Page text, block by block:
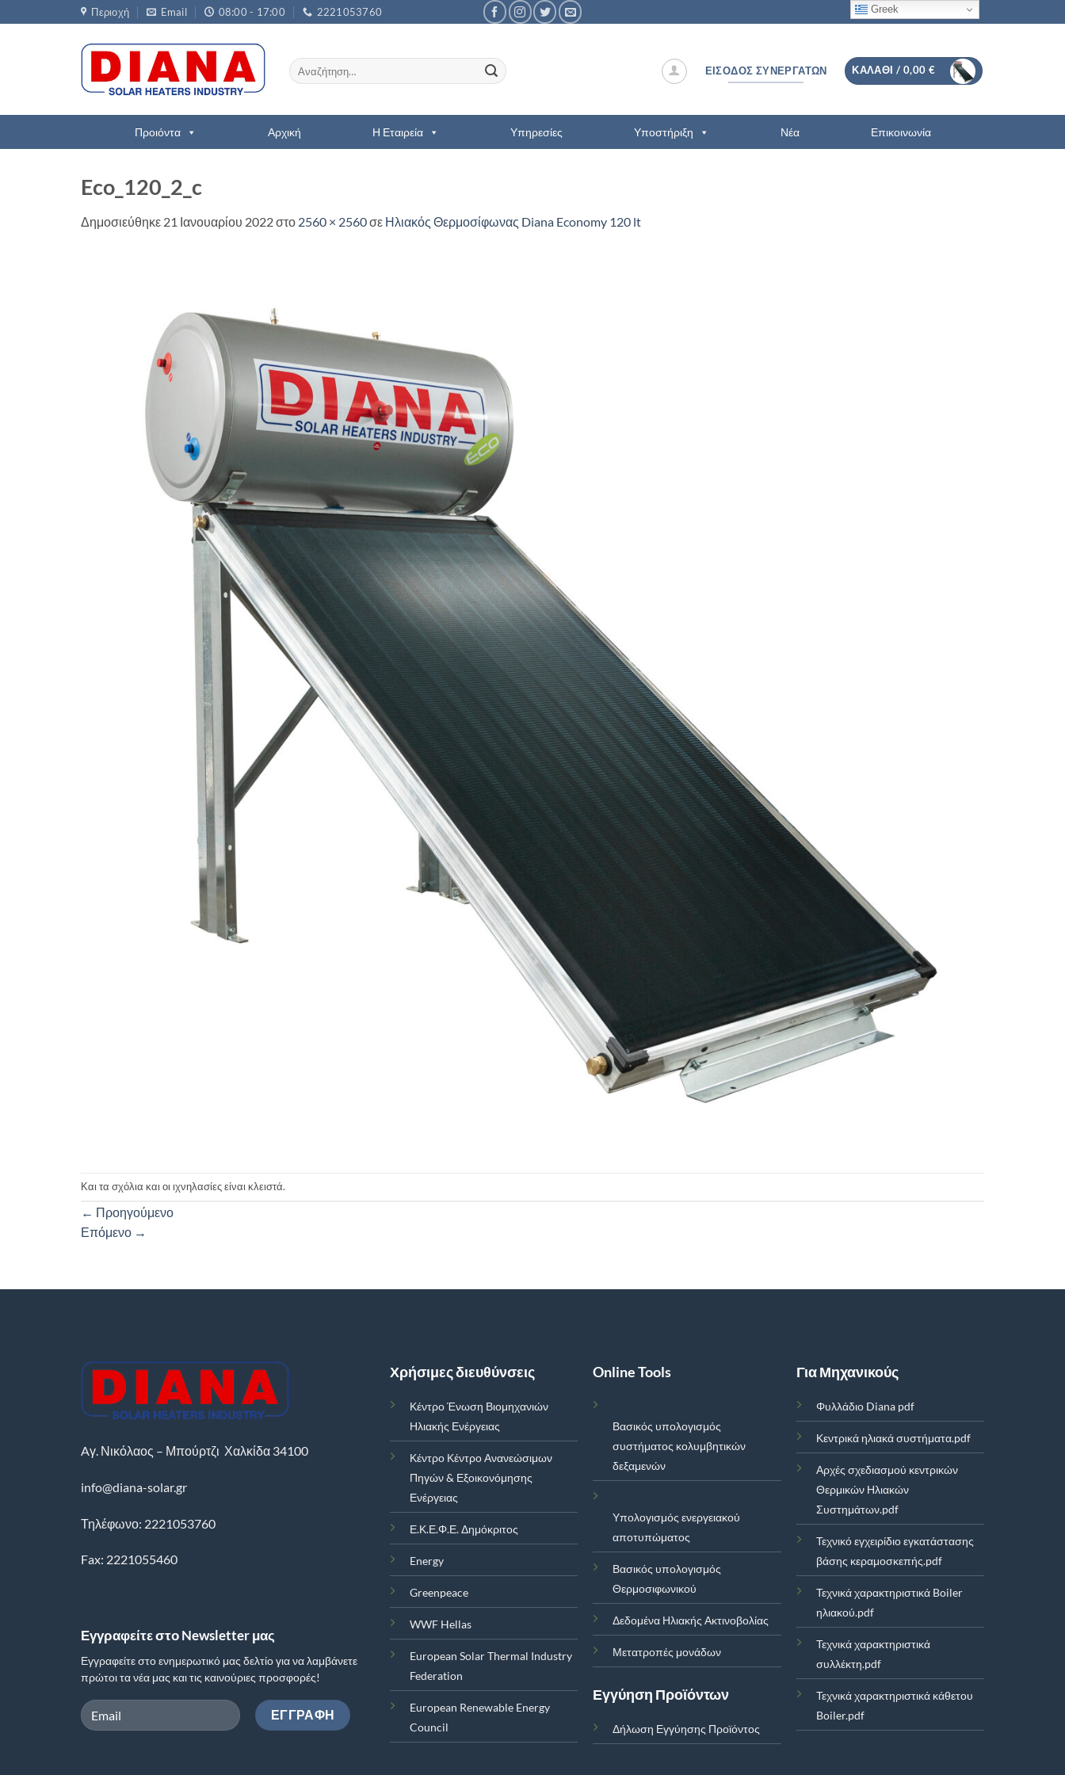
στο
Περιοχή Email 08:00 - 17:00 2221053760
Αναζήτηση
για:
ΕΊΣΟΔΟΣ ΣΥΝΕΡΓΑΤΏΝ ΚΑΛΆΘΙ / 0,00 €
Προιόντα Αρχική Η Εταιρεία Υπηρεσίες Υποστήριξη Νέα Επικοινωνία
Eco_120_2_c
Δημοσιεύθηκε 21 Ιανουαρίου 2022στο 2560 × 2560σε Ηλιακός Θερμοσίφωνας Diana Economy 120 lt
Και τα σχόλια και οι ιχνηλασίες είναι κλειστά.
← Προηγούμενο
Επόμενο →
Aγ. Νικόλαος – Μπούρτζι Χαλκίδα 34100
info@diana-solar.gr
Τηλέφωνο: 2221053760
Fax: 2221055460
Εγγραφείτε στο Newsletter μας
Εγγραφείτε στο ενημερωτικό μας δελτίο για να λαμβάνετε
πρώτοι τα νέα μας και τις καινούριες προσφορές!
Χρήσιμες διευθύνσεις
Κέντρο Ένωση Βιομηχανιών
Ηλιακής Ενέργειας
Κέντρο Κέντρο Ανανεώσιμων
Πηγών & Εξοικονόμησης
Ενέργειας
Ε.Κ.Ε.Φ.Ε. Δημόκριτος
Energy
Greenpeace
WWF Hellas
European Solar Thermal Industry
Federation
European Renewable Energy
Council
Online Tools
Βασικός υπολογισμός
συστήματος κολυμβητικών
δεξαμενών
Υπολογισμός ενεργειακού
αποτυπώματος
Βασικός υπολογισμός
Θερμοσιφωνικού
Δεδομένα Ηλιακής Ακτινοβολίας
Μετατροπές μονάδων
Εγγύηση Προϊόντων
Δήλωση Εγγύησης Προϊόντος
Για Μηχανικούς
Φυλλάδιο Diana pdf
Κεντρικά ηλιακά συστήματα.pdf
Αρχές σχεδιασμού κεντρικών
Θερμικών Ηλιακών
Συστημάτων.pdf
Τεχνικό εγχειρίδιο εγκατάστασης
βάσης κεραμοσκεπής.pdf
Τεχνικά χαρακτηριστικά Boiler
ηλιακού.pdf
Τεχνικά χαρακτηριστικά
συλλέκτη.pdf
Τεχνικά χαρακτηριστικά κάθετου
Boiler.pdf
Greek